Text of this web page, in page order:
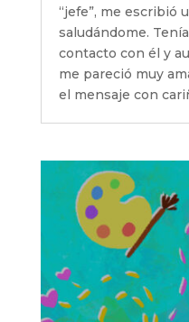
“jefe”, me escribió
saludándome.
contacto con él y
me pareció muy
el mensaje con